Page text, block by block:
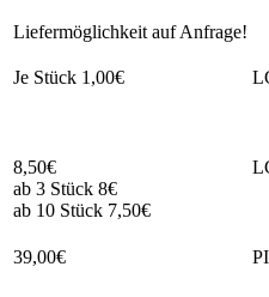
Liefermöglichkeit auf Anfrage!
Je Stück 1,00€
8,50€
ab 3 Stück 8€
ab 10 Stück 7,50€
39,00€